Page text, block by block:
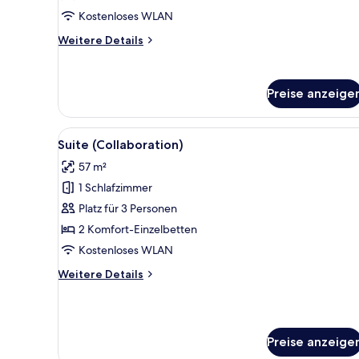
Twin
+
Kostenloses WLAN
Weitere Details
Weitere
3
Only,
Superior
+
Extra
Bed)
Preise
Alle
Fotos
für
Suite
(Collaboration)
anzeigen
Ein Hotelzimmer mit zwei
8
Suite (Collaboration)
57 m²
1 Schlafzimmer
Platz für 3 Personen
2 Komfort-Einzelbetten
Kostenloses WLAN
Weitere Details
Weitere
Preise